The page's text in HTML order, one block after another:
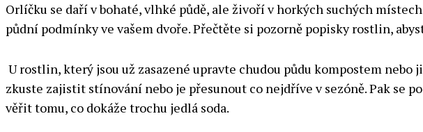
Orlíčku se daří v bohaté, vlhké půdě, ale živoří v horkých suchých
půdní podmínky ve vašem dvoře. Přečtěte si pozorně popisky rostlin,
U rostlin, který jsou už zasazené upravte chudou půdu kompostem
zkuste zajistit stínování nebo je přesunout co nejdříve v sezóně. Pak se
věřit tomu, co dokáže trochu jedlá soda.